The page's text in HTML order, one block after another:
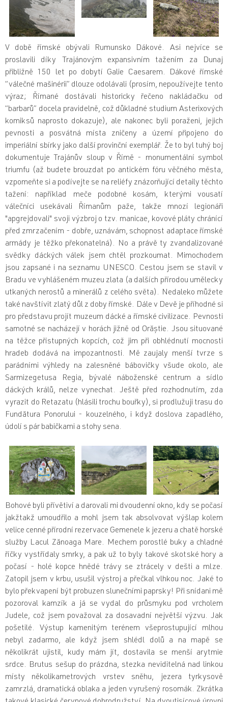
V době římské obývali Rumunsko Dákové. Asi nejvíce se
proslavili díky Trajánovým expansivním tažením za Dunaj
přibližně 150 let po dobytí Galie Caesarem. Dákové římské
“válečné mašinérii” dlouze odolávali (prosím, nepoužívejte tento
výraz; Římané dostávali historicky řečeno nakládačku od
“barbarů” docela pravidelně, což důkladné studium Asterixových
komiksů naprosto dokazuje), ale nakonec byli poraženi, jejich
pevnosti a posvátná místa zničeny a území připojeno do
imperiální sbírky jako další provinční exemplář. Že to byl tuhý boj
dokumentuje Trajánův sloup v Římě - monumentální symbol
triumfu (až budete brouzdat po antickém fóru věčného města,
vzpomeňte si a podívejte se na reliéfy znázorňující detaily těchto
tažení: například meče podobné kosám, kterými vousatí
válečníci usekávali Římanům paže, takže mnozí legionáři
"apgrejdovali" svoji výzbroj o tzv. manicae, kovové pláty chránící
před zmrzačením - dobře, uznávám, schopnost adaptace římské
armády je těžko překonatelná). No a právě ty zvandalizované
svědky dáckých válek jsem chtěl prozkoumat. Mimochodem
jsou zapsané i na seznamu UNESCO. Cestou jsem se stavil v
Bradu ve vyhlášeném muzeu zlata (a dalších přírodou umělecky
utkaných nerostů a minerálů z celého světa). Nedaleko můžete
také navštívit zlatý důl z doby římské. Dále v Devě je příhodné si
pro představu projít muzeum dácké a římské civilizace. Pevnosti
samotné se nacházejí v horách jižně od Orăștie. Jsou situované
na těžce přístupných kopcích, což jim při obhlédnutí mocnosti
hradeb dodává na impozantnosti. Mě zaujaly menší tvrze s
parádními výhledy na zalesněné bábovičky všude okolo, ale
Sarmizegetusa Regia, bývalé náboženské centrum a sídlo
dáckých králů, nelze vynechat. Ještě před rozhodnutím, zda
vyrazit do Retazatu (hlásili trochu bouřky), si prodlužuji trasu do
Fundătura Ponorului - kouzelného, i když doslova zapadlého,
údolí s pár babičkami a stohy sena.
Bohové byli přívětiví a darovali mi dvoudenní okno, kdy se počasí
jakžtakž umoudřilo a mohl jsem tak absolvovat výšlap kolem
velice cenné přírodní rezervace Gemenele k jezeru a chatě horské
služby Lacul Zănoaga Mare. Mechem porostlé buky a chladné
říčky vystřídaly smrky, a pak už to byly takové skotské hory a
počasí - holé kopce hnědé trávy se ztrácely v dešti a mlze.
Zatopil jsem v krbu, usušil výstroj a přečkal vlhkou noc. Jaké to
bylo překvapení být probuzen slunečními paprsky! Při snídani mě
pozoroval kamzík a já se vydal do průsmyku pod vrcholem
Judele, což jsem považoval za dosavadní největší výzvu. Jak
pošetilé. Výstup kamenitým terénem všeprostupující mlhou
nebyl zadarmo, ale když jsem shlédl dolů a na mapě se
několikrát ujistil, kudy mám jít, dostavila se menší arytmie
srdce. Brutus sešup do prázdna, stezka neviditelná nad linkou
místy několikametrových vrstev sněhu, jezera tyrkysově
zamrzlá, dramatická oblaka a jeden vyrušený rosomák. Zkrátka